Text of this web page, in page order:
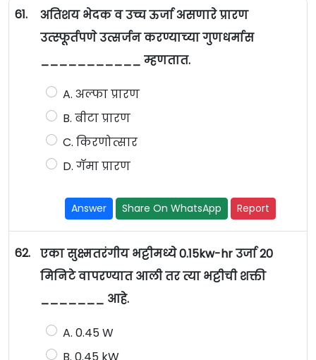
61.
अतिशय भेदक व उच्च ऊर्जा असणारे प्रारण
उत्स्फूर्तपणे उत्सर्जन करण्याच्या गुणधर्मास
___________ म्हणतात.
A. अल्फा प्रारण
B. बीटा प्रारण
C. किरणोत्सार
D. गॅमा प्रारण
Answer Share On WhatsApp Report
62.
एका सुक्ष्मतरंगीय भट्टीमध्ये 0.15kw-hr उर्जा 20
मिनिटे वापरण्यात आली तर त्या भट्टीची शक्ती
_______ आहे.
A. 0.45 W